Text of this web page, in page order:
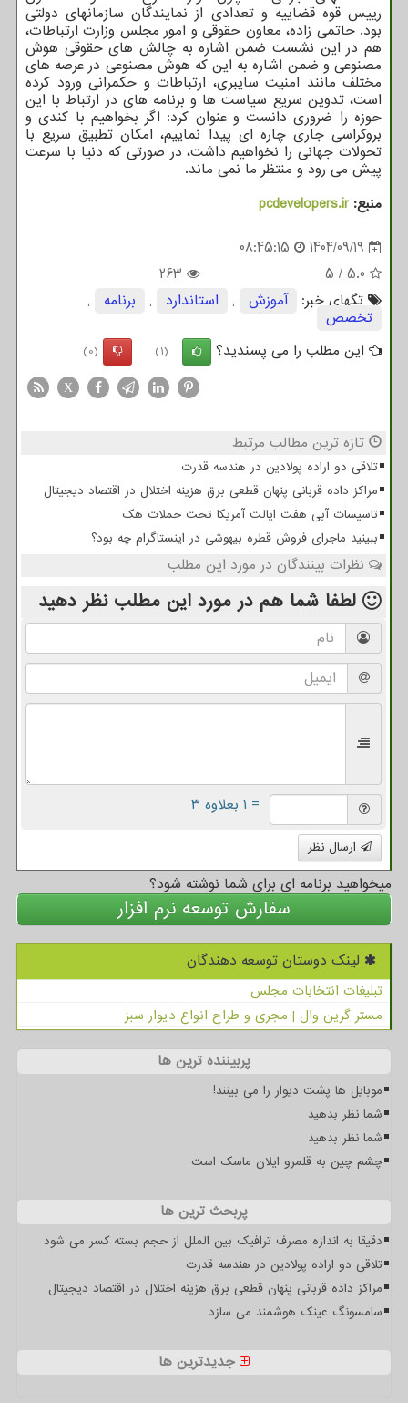
رییس قوه قضاییه و تعدادی از نمایندگان سازمانهای دولتی
بود. حاتمی زاده، معاون حقوقی و امور مجلس وزارت ارتباطات،
هم در این نشست ضمن اشاره به چالش های حقوقی هوش
مصنوعی و ضمن اشاره به این که هوش مصنوعی در عرصه های
مختلف مانند امنیت سایبری، ارتباطات و حکمرانی ورود کرده
است، تدوین سریع سیاست ها و برنامه های در ارتباط با این
حوزه را ضروری دانست و عنوان کرد: اگر بخواهیم با کندی و
بروکراسی جاری چاره ای پیدا نماییم، امکان تطبیق سریع با
تحولات جهانی را نخواهیم داشت، در صورتی که دنیا با سرعت
پیش می رود و منتظر ما نمی ماند.
منبع:pcdevelopers.ir
1404/09/19
08:45:15
5.0
/
5
263
تگهای خبر:
آموزش , استاندارد , برنامه ,
تخصص
این مطلب را می پسندید؟
(1)
(0)
X
تازه ترین مطالب مرتبط
تلاقی دو اراده پولادین در هندسه قدرت
مراکز داده قربانی پنهان قطعی برق هزینه اختلال در اقتصاد دیجیتال
تاسیسات آبی هفت ایالت آمریکا تحت حملات هک
ببینید ماجرای فروش قطره بیهوشی در اینستاگرام چه بود؟
نظرات بینندگان در مورد این مطلب
لطفا شما هم در مورد این مطلب نظر دهید
= ۱ بعلاوه ۳
ارسال نظر
میخواهید برنامه ای برای شما نوشته شود؟
سفارش توسعه نرم افزار
لینک دوستان توسعه دهندگان
تبلیغات انتخابات مجلس
مستر گرین وال | مجری و طراح انواع دیوار سبز
پربیننده ترین ها
موبایل ها پشت دیوار را می بینند!
شما نظر بدهید
شما نظر بدهید
چشم چین به قلمرو ایلان ماسک است
پربحث ترین ها
دقیقا به اندازه مصرف ترافیک بین الملل از حجم بسته کسر می شود
تلاقی دو اراده پولادین در هندسه قدرت
مراکز داده قربانی پنهان قطعی برق هزینه اختلال در اقتصاد دیجیتال
سامسونگ عینک هوشمند می سازد
جدیدترین ها